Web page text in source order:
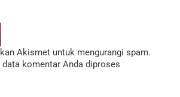
Akismet untuk mengurangi spam.
komentar Anda diproses